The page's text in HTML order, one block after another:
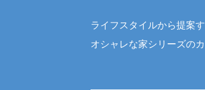
ライフスタイルから提案
オシャレな家シリーズの